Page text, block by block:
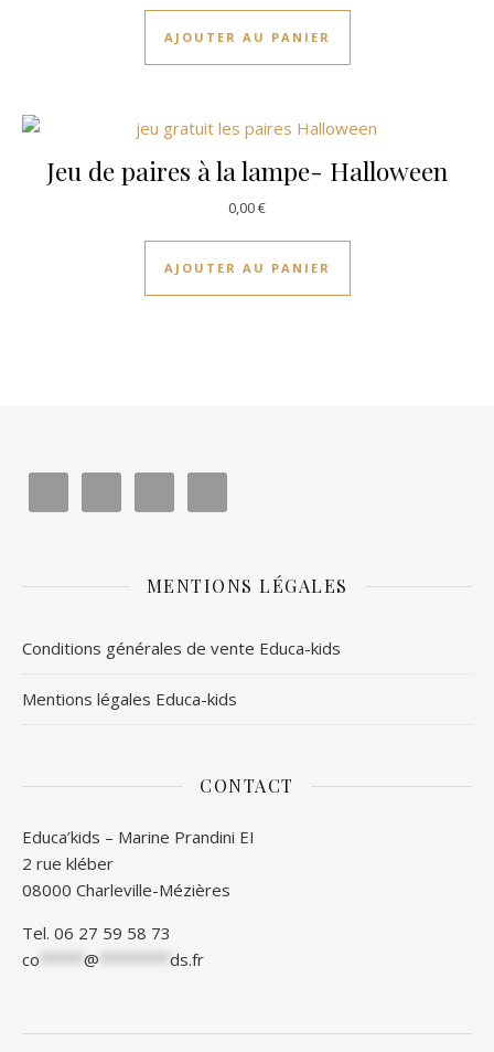
AJOUTER AU PANIER
Jeu de paires à la lampe- Halloween
0,00€
AJOUTER AU PANIER
MENTIONS LÉGALES
Conditions générales de vente Educa-kids
Mentions légales Educa-kids
CONTACT
Educa’kids – Marine Prandini EI
2 rue kléber
08000 Charleville-Mézières
Tel. 06 27 59 58 73
co
@ ds.fr